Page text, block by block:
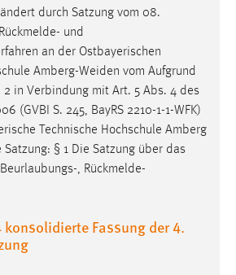
durch Satzung vom 08.
und
an der Ostbayerischen
Amberg-Weiden vom Aufgrund
2 in Verbindung mit Art. 5 Abs. 4 des
(GVBI S. 245, BayRS 2210-1-1-WFK)
Technische Hochschule Amberg
Satzung: § 1 Die Satzung über das
, Rückmelde-
konsolidierte Fassung der 4.